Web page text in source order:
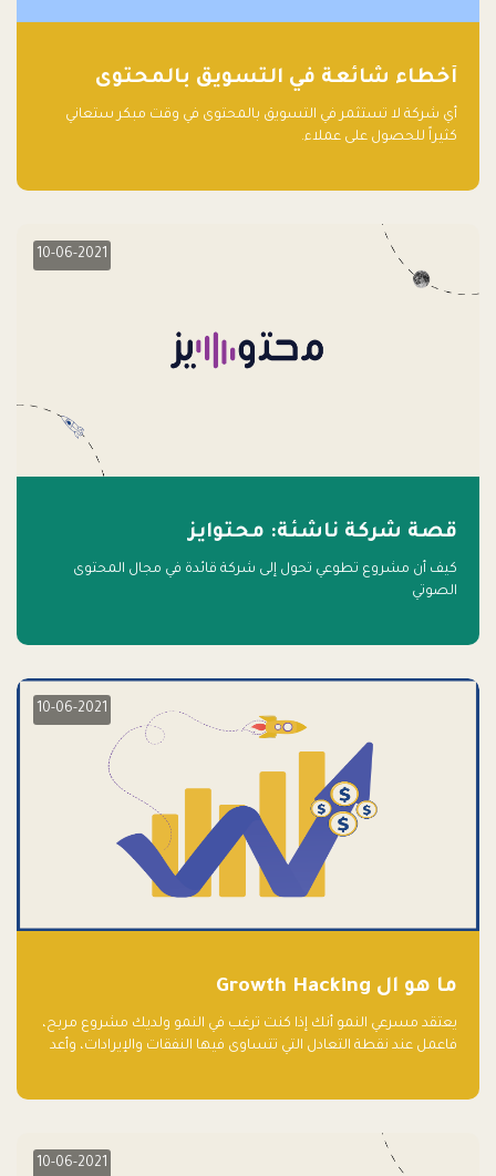
أخطاء شائعة في التسويق بالمحتوى
أي شركة لا تستثمر في التسويق بالمحتوى في وقت مبكر ستعاني
كثيراً للحصول على عملاء.
10-06-2021
قصة شركة ناشئة: محتوايز
كيف أن مشروع تطوعي تحول إلى شركة قائدة في مجال المحتوى
الصوتي
10-06-2021
ما هو ال Growth Hacking
يعتقد مسرعي النمو أنك إذا كنت ترغب في النمو ولديك مشروع مربح،
فاعمل عند نقطة التعادل التي تتساوى فيها النفقات والإيرادات، وأعد
10-06-2021